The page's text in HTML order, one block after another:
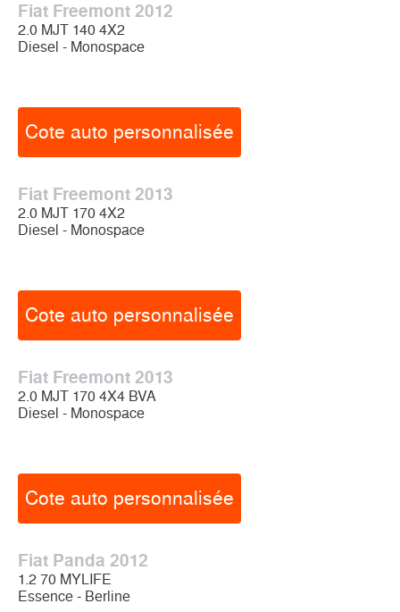
Fiat Freemont 2012
2.0 MJT 140 4X2
Diesel - Monospace
Cote auto personnalisée
Fiat Freemont 2013
2.0 MJT 170 4X2
Diesel - Monospace
Cote auto personnalisée
Fiat Freemont 2013
2.0 MJT 170 4X4 BVA
Diesel - Monospace
Cote auto personnalisée
Fiat Panda 2012
1.2 70 MYLIFE
Essence - Berline